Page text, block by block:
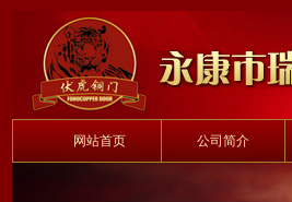
网站首页 公司简介